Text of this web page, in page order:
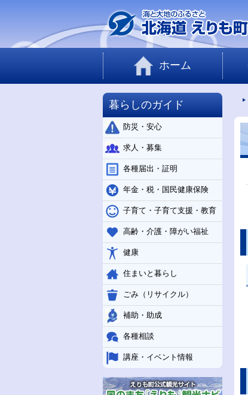
ホーム
暮らしのガイド
防災・安心
求人・募集
各種届出・証明
年金・税・国民健康保険
子育て・子育て支援・教育
高齢・介護・障がい福祉
健康
住まいと暮らし
ごみ（リサイクル）
補助・助成
各種相談
講座・イベント情報